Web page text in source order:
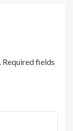
Required fields